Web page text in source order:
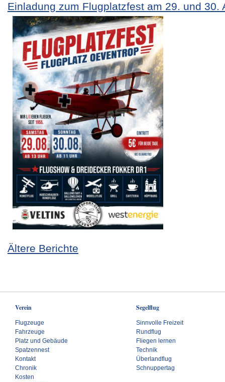
Einladung zum Flugplatzfest am 29. und 30.
Ältere Berichte
Verein
Flugzeuge
Fahrzeuge
Platz und Gebäude
Spatzennest
Kontakt
Chronik
Kosten
Segelflug
Sinnvolle Freizeit
Rundflug
Fliegen lernen
Technik
Überlandflug
Schnuppertag